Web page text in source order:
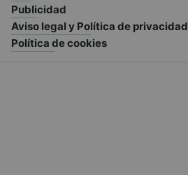
Publicidad
Aviso legal y Política de privacidad
Política de cookies